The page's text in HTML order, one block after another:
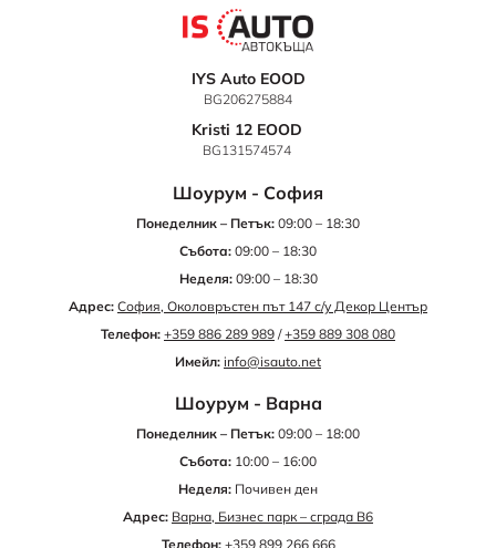
IYS Auto EOOD
BG206275884
Kristi 12 EOOD
BG131574574
Шоурум - София
Понеделник – Петък: 09:00 – 18:30
Събота: 09:00 – 18:30
Неделя:09:00 – 18:30
Адрес: София, Околовръстен път 147 с/у Декор Център
Телефон: +359 886 289 989 /+359 889 308 080
Имейл: info@isauto.net
Шоурум - Варна
Понеделник – Петък: 09:00 – 18:00
Събота: 10:00 – 16:00
Неделя: Почивен ден
Адрес: Варна, Бизнес парк – сграда B6
Телефон: +359 899 266 666